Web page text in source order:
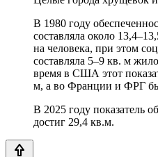
В 1980 году
составляла около
на человека, при этом
составляла 5–9 кв. м
время в США этот
м, а во Франции и ФРГ
В 2025 году показатель
достиг 29,4 кв.м.